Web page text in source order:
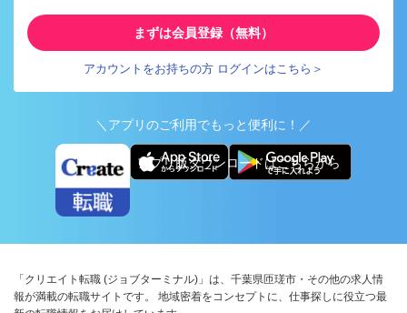
まずは会員登録（無料）
アカウントをお持ちの方 ログインはこちら＞
＼アプリのご利用でもっと便利に！／
アプリ版ダウンロードはこちらから
「クリエイト転職 (ジョブターミナル)」は、千葉県匝瑳市・その他の求人情
報が満載の転職サイトです。 地域密着をコンセプトに、仕事探しに役立つ最